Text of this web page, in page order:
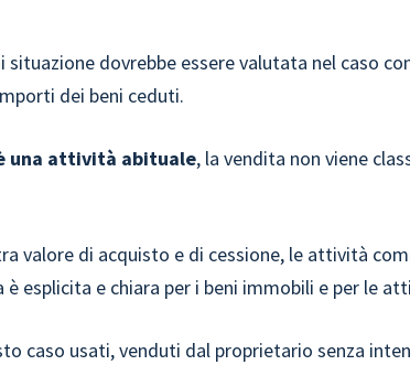
situazione dovrebbe essere valutata nel caso
dei beni ceduti.
una attività abituale, la vendita non viene
valore di acquisto e di cessione, le attività
è esplicita e chiara per i beni immobili e per le
caso usati, venduti dal proprietario senza